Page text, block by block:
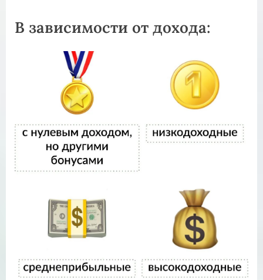
В зависимости от дохода: